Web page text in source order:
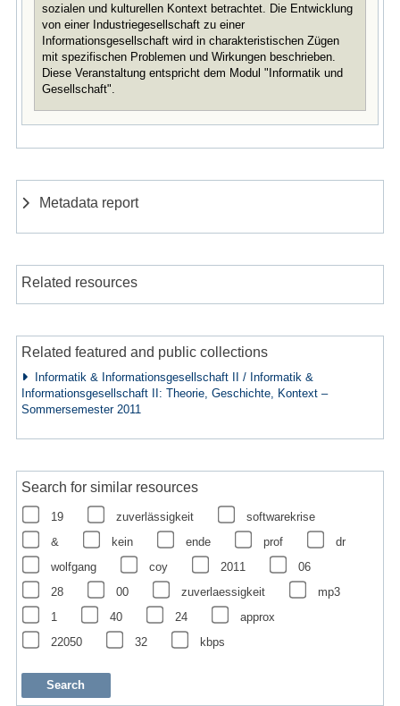
sozialen und kulturellen Kontext betrachtet. Die Entwicklung
von einer Industriegesellschaft zu einer
Informationsgesellschaft wird in charakteristischen Zügen
mit spezifischen Problemen und Wirkungen beschrieben.
Diese Veranstaltung entspricht dem Modul "Informatik und
Gesellschaft".
Metadata report
Related resources
Related featured and public collections
Informatik & Informationsgesellschaft II / Informatik &
Informationsgesellschaft II: Theorie, Geschichte, Kontext –
Sommersemester 2011
Search for similar resources
19 zuverlässigkeit
softwarekrise
&
kein ende prof
dr
wolfgang
coy 2011
06
28
00 zuverlaessigkeit
mp3
1
40 24
approx
22050
32 kbps